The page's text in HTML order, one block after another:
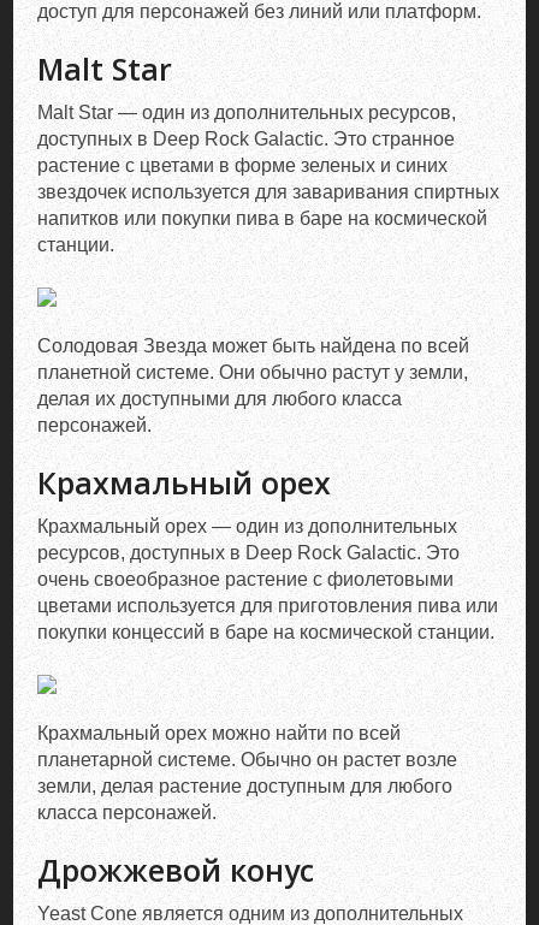
доступ для персонажей без линий или платформ.
Malt Star
Malt Star — один из дополнительных ресурсов,
доступных в Deep Rock Galactic. Это странное
растение с цветами в форме зеленых и синих
звездочек используется для заваривания спиртных
напитков или покупки пива в баре на космической
станции.
Солодовая Звезда может быть найдена по всей
планетной системе. Они обычно растут у земли,
делая их доступными для любого класса
персонажей.
Крахмальный орех
Крахмальный орех — один из дополнительных
ресурсов, доступных в Deep Rock Galactic. Это
очень своеобразное растение с фиолетовыми
цветами используется для приготовления пива или
покупки концессий в баре на космической станции.
Крахмальный орех можно найти по всей
планетарной системе. Обычно он растет возле
земли, делая растение доступным для любого
класса персонажей.
Дрожжевой конус
Yeast Cone является одним из дополнительных